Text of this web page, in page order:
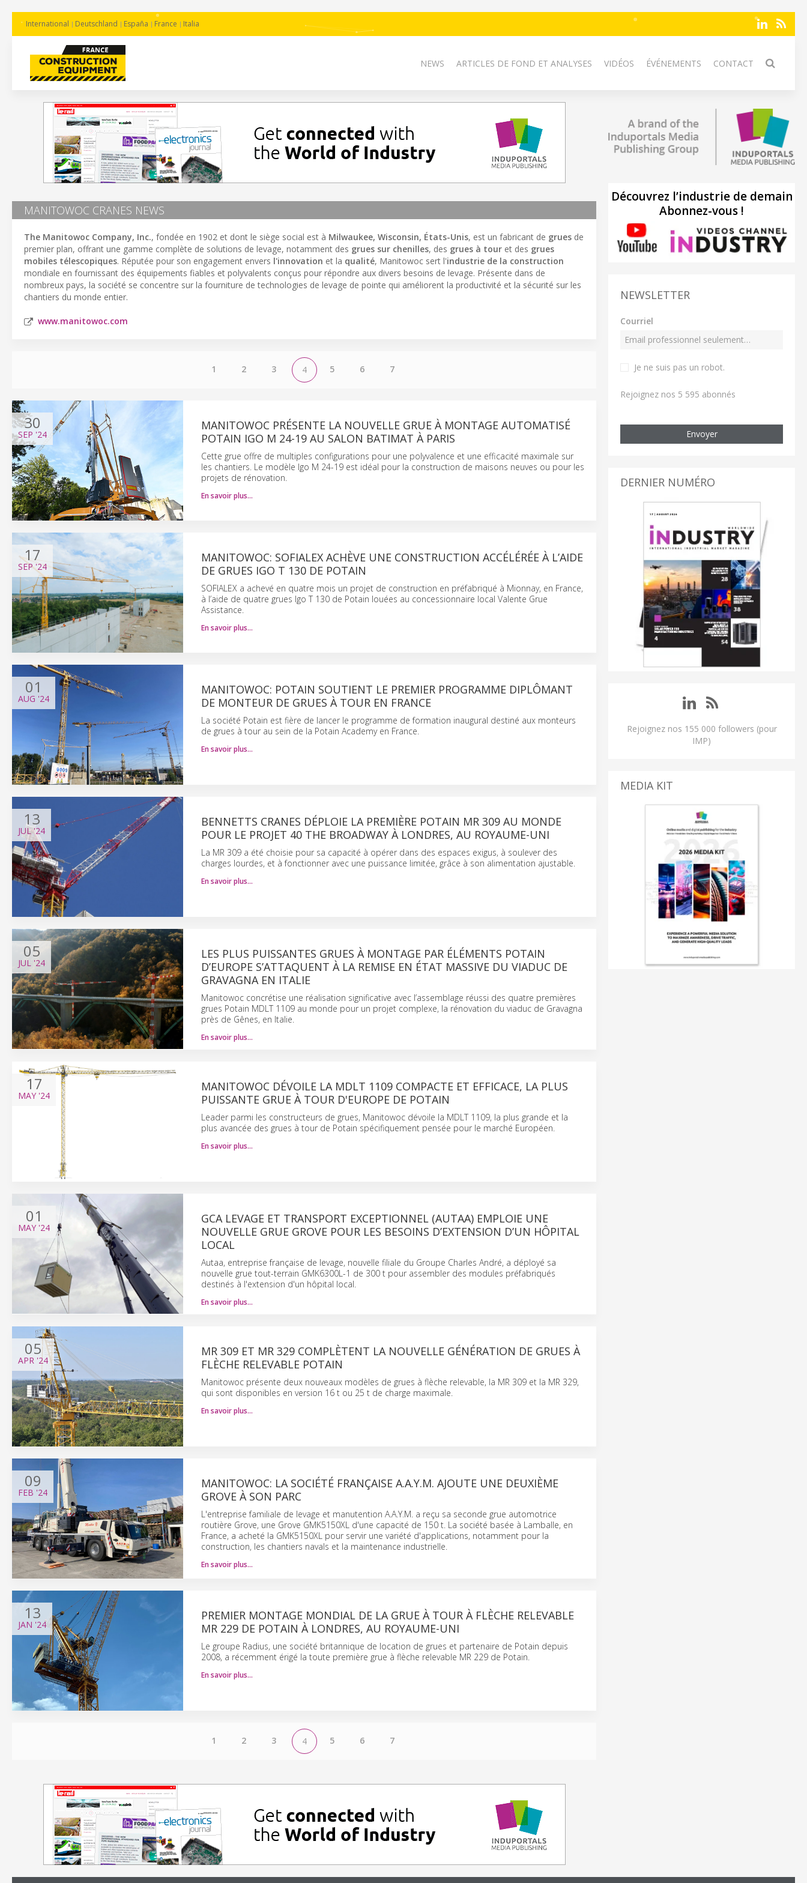
International Deutschland España France Italia
NEWS ARTICLES DE FOND ET ANALYSES VIDÉOS ÉVÉNEMENTS CONTACT
MANITOWOC CRANES NEWS
The Manitowoc Company, Inc., fondée en 1902 et dont le siège social est à Milwaukee, Wisconsin, États-Unis, est un fabricant de grues de
premier plan, offrant une gamme complète de solutions de levage, notamment des grues sur chenilles, des grues à tour et des grues
mobiles télescopiques. Réputée pour son engagement envers l'innovation et la qualité, Manitowoc sert l'industrie de la construction
mondiale en fournissant des équipements fiables et polyvalents conçus pour répondre aux divers besoins de levage. Présente dans de
nombreux pays, la société se concentre sur la fourniture de technologies de levage de pointe qui améliorent la productivité et la sécurité sur les
chantiers du monde entier.
www.manitowoc.com
1 2 3 4 5 6 7
30
SEP '24
MANITOWOC PRÉSENTE LA NOUVELLE GRUE À MONTAGE AUTOMATISÉ
POTAIN IGO M 24-19 AU SALON BATIMAT À PARIS
Cette grue offre de multiples configurations pour une polyvalence et une efficacité maximale sur
les chantiers. Le modèle Igo M 24-19 est idéal pour la construction de maisons neuves ou pour les
projets de rénovation.
En savoir plus…
17
SEP'24
MANITOWOC: SOFIALEX ACHÈVE UNE CONSTRUCTION ACCÉLÉRÉE À L’AIDE
DE GRUES IGO T 130 DE POTAIN
SOFIALEX a achevé en quatre mois un projet de construction en préfabriqué à Mionnay, en France,
à l’aide de quatre grues Igo T 130 de Potain louées au concessionnaire local Valente Grue
Assistance.
En savoir plus…
01
AUG '24
MANITOWOC: POTAIN SOUTIENT LE PREMIER PROGRAMME DIPLÔMANT
DE MONTEUR DE GRUES À TOUR EN FRANCE
La société Potain est fière de lancer le programme de formation inaugural destiné aux monteurs
de grues à tour au sein de la Potain Academy en France.
En savoir plus…
13
JUL'24
BENNETTS CRANES DÉPLOIE LA PREMIÈRE POTAIN MR 309 AU MONDE
POUR LE PROJET 40 THE BROADWAY À LONDRES, AU ROYAUME-UNI
La MR 309 a été choisie pour sa capacité à opérer dans des espaces exigus, à soulever des
charges lourdes, et à fonctionner avec une puissance limitée, grâce à son alimentation ajustable.
En savoir plus…
05
JUL '24
LES PLUS PUISSANTES GRUES À MONTAGE PAR ÉLÉMENTS POTAIN
D’EUROPE S’ATTAQUENT À LA REMISE EN ÉTAT MASSIVE DU VIADUC DE
GRAVAGNA EN ITALIE
Manitowoc concrétise une réalisation significative avec l’assemblage réussi des quatre premières
grues Potain MDLT 1109 au monde pour un projet complexe, la rénovation du viaduc de Gravagna
près de Gênes, en Italie.
En savoir plus…
17
MAY '24
MANITOWOC DÉVOILE LA MDLT 1109 COMPACTE ET EFFICACE, LA PLUS
PUISSANTE GRUE À TOUR D'EUROPE DE POTAIN
Leader parmi les constructeurs de grues, Manitowoc dévoile la MDLT 1109, la plus grande et la
plus avancée des grues à tour de Potain spécifiquement pensée pour le marché Européen.
En savoir plus…
01
MAY '24
GCA LEVAGE ET TRANSPORT EXCEPTIONNEL (AUTAA) EMPLOIE UNE
NOUVELLE GRUE GROVE POUR LES BESOINS D’EXTENSION D’UN HÔPITAL
LOCAL
Autaa, entreprise française de levage, nouvelle filiale du Groupe Charles André, a déployé sa
nouvelle grue tout-terrain GMK6300L-1 de 300 t pour assembler des modules préfabriqués
destinés à l'extension d'un hôpital local.
En savoir plus…
05
APR '24
MR 309 ET MR 329 COMPLÈTENT LA NOUVELLE GÉNÉRATION DE GRUES À
FLÈCHE RELEVABLE POTAIN
Manitowoc présente deux nouveaux modèles de grues à flèche relevable, la MR 309 et la MR 329,
qui sont disponibles en version 16 t ou 25 t de charge maximale.
En savoir plus…
09
FEB '24
MANITOWOC: LA SOCIÉTÉ FRANÇAISE A.A.Y.M. AJOUTE UNE DEUXIÈME
GROVE À SON PARC
L'entreprise familiale de levage et manutention A.A.Y.M. a reçu sa seconde grue automotrice
routière Grove, une Grove GMK5150XL d'une capacité de 150 t. La société basée à Lamballe, en
France, a acheté la GMK5150XL pour servir une variété d'applications, notamment pour la
construction, les chantiers navals et la maintenance industrielle.
En savoir plus…
13
JAN '24
PREMIER MONTAGE MONDIAL DE LA GRUE À TOUR À FLÈCHE RELEVABLE
MR 229 DE POTAIN À LONDRES, AU ROYAUME-UNI
Le groupe Radius, une société britannique de location de grues et partenaire de Potain depuis
2008, a récemment érigé la toute première grue à flèche relevable MR 229 de Potain.
En savoir plus…
1 2 3 4 5 6 7
Découvrez l’industrie de demain
Abonnez-vous !
NEWSLETTER
Courriel
Je ne suis pas un robot.
Rejoignez nos 5 595 abonnés
Envoyer
DERNIER NUMÉRO
Rejoignez nos 155 000 followers (pour
IMP)
MEDIA KIT